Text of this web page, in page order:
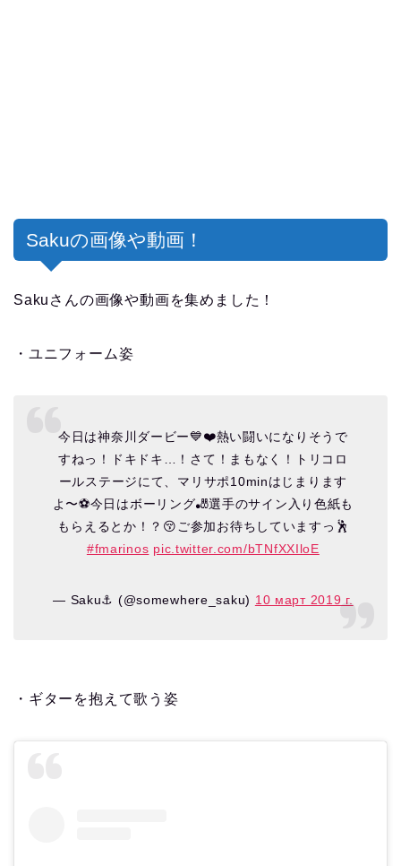
Sakuの画像や動画！
Sakuさんの画像や動画を集めました！
・ユニフォーム姿
今日は神奈川ダービー💙❤️熱い闘いになりそうで
すねっ！ドキドキ…！さて！まもなく！トリコロ
ールステージにて、マリサポ10minはじまります
よ〜⚽️今日はボーリング🎳選手のサイン入り色紙も
もらえるとか！？😚ご参加お待ちしていますっ🕺
#fmarinos pic.twitter.com/bTNfXXIloE
— Saku⚓︎ (@somewhere_saku) 10 март 2019 г.
・ギターを抱えて歌う姿